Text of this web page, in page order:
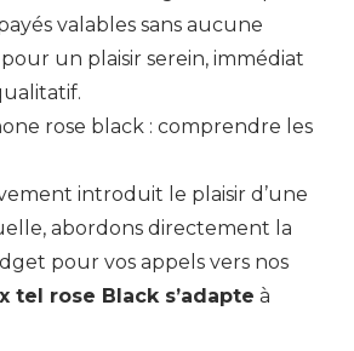
valables sans aucune
un plaisir serein, immédiat
rose black : comprendre les
introduit le plaisir d’une
abordons directement la
pour vos appels vers nos
tel rose Black s’adapte à